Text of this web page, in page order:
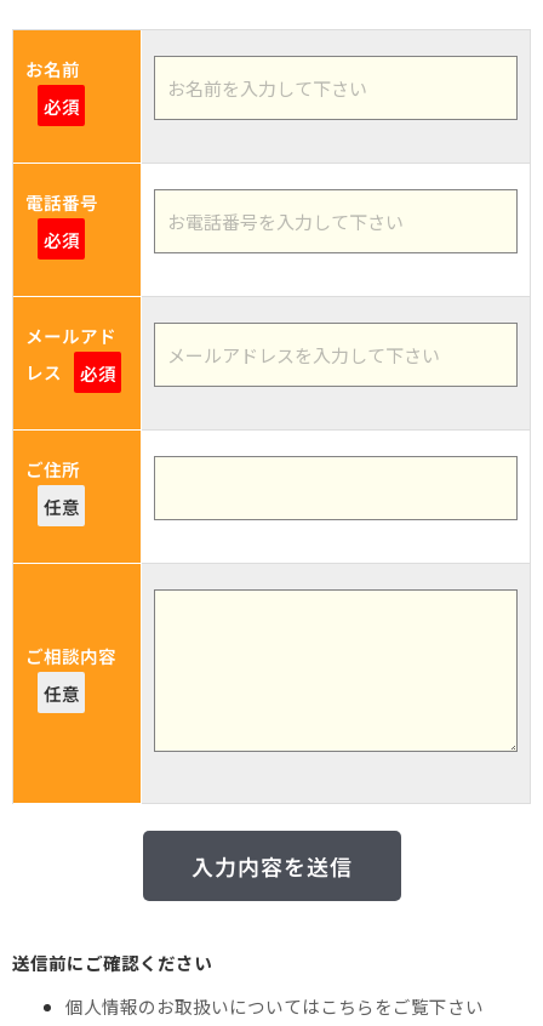
お名前
必須
電話番号
必須
メールアド
レス
必須
ご住所
任意
ご相談内容
任意
送信前にご確認ください
個人情報のお取扱いについてはこちらをご覧下さい